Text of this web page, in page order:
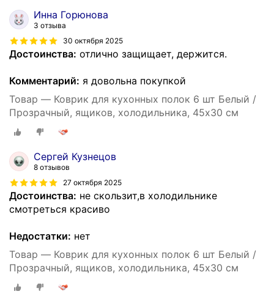
Инна Горюнова
3 отзыва
30 октября 2025
Достоинства: отлично защищает, держится.
Комментарий: я довольна покупкой
Товар — Коврик для кухонных полок 6 шт Белый /
Прозрачный, ящиков, холодильника, 45х30 см
Сергей Кузнецов
8 отзывов
27 октября 2025
Достоинства: не скользит,в холодильнике
смотреться красиво
Недостатки: нет
Товар — Коврик для кухонных полок 6 шт Белый /
Прозрачный, ящиков, холодильника, 45х30 см